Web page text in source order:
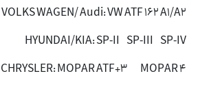
VOLKS WAGEN/ Audi: VW ATF 162 A1/A2
HYUNDAI/KIA: SP-II SP-III SP-IV
CHRYSLER: MOPAR ATF+3 MOPAR 4